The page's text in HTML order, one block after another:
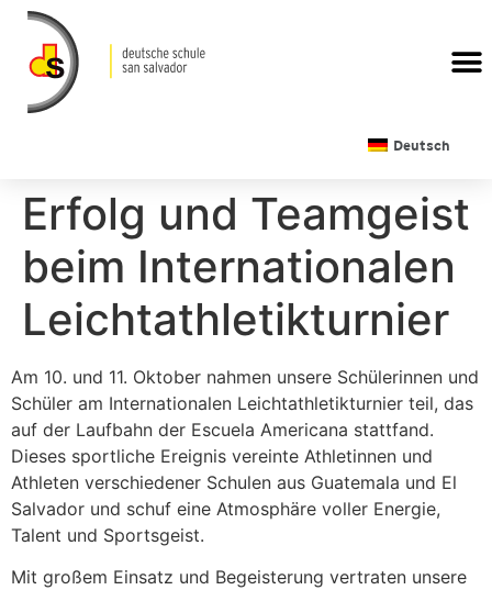
Deutsch
Erfolg und Teamgeist
beim Internationalen
Leichtathletikturnier
Am 10. und 11. Oktober nahmen unsere Schülerinnen und
Schüler am Internationalen Leichtathletikturnier teil, das
auf der Laufbahn der Escuela Americana stattfand.
Dieses sportliche Ereignis vereinte Athletinnen und
Athleten verschiedener Schulen aus Guatemala und El
Salvador und schuf eine Atmosphäre voller Energie,
Talent und Sportsgeist.
Mit großem Einsatz und Begeisterung vertraten unsere